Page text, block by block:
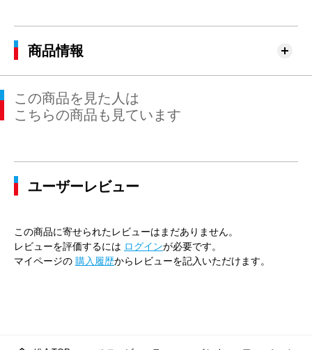
商品情報
この商品を見た人は
こちらの商品も見ています
ユーザーレビュー
この商品に寄せられたレビューはまだありません。
レビューを評価するには ログインが必要です。
マイページの 購入履歴からレビューを記入いただけます。